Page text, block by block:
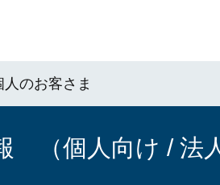
人のお客さま
（個人向け / 法